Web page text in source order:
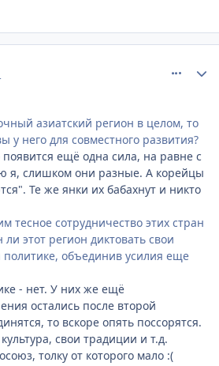
азиатский регион в целом, то
у него для совместного развития?
появится ещё одна сила, на равне с
я, слишком они разные. А корейцы
Те же янки их бабахнут и никто
тесное сотрудничество этих стран
этот регион диктовать свои
политике, объединив усилия еще
- нет. У них же ещё
остались после второй
то вскоре опять поссорятся.
свои традиции и т.д.
толку от которого мало :(